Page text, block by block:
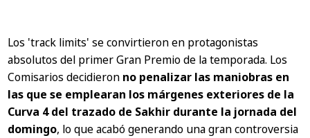
Los 'track limits' se convirtieron en protagonistas
absolutos del primer Gran Premio de la temporada. Los
Comisarios decidieron no penalizar las maniobras en
las que se emplearan los márgenes exteriores de la
Curva 4 del trazado de Sakhir durante la jornada del
domingo, lo que acabó generando una gran controversia